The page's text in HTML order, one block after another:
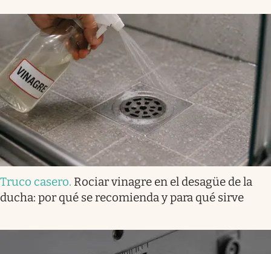
Truco casero. Rociar vinagre en el desagüe de la
ducha: por qué se recomienda y para qué sirve